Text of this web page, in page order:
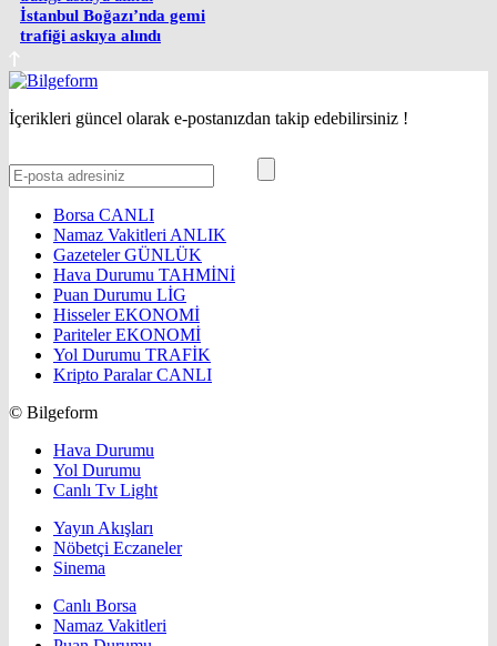
İstanbul Boğazı’nda gemi
trafiği askıya alındı
İçerikleri güncel olarak e-postanızdan takip edebilirsiniz !
Borsa CANLI
Namaz Vakitleri ANLIK
GazetelerGÜNLÜK
Hava Durumu TAHMİNİ
Puan Durumu LİG
HisselerEKONOMİ
ParitelerEKONOMİ
Yol Durumu TRAFİK
Kripto ParalarCANLI
© Bilgeform
Hava Durumu
Yol Durumu
Canlı Tv Light
Yayın Akışları
Nöbetçi Eczaneler
Sinema
Canlı Borsa
Namaz Vakitleri